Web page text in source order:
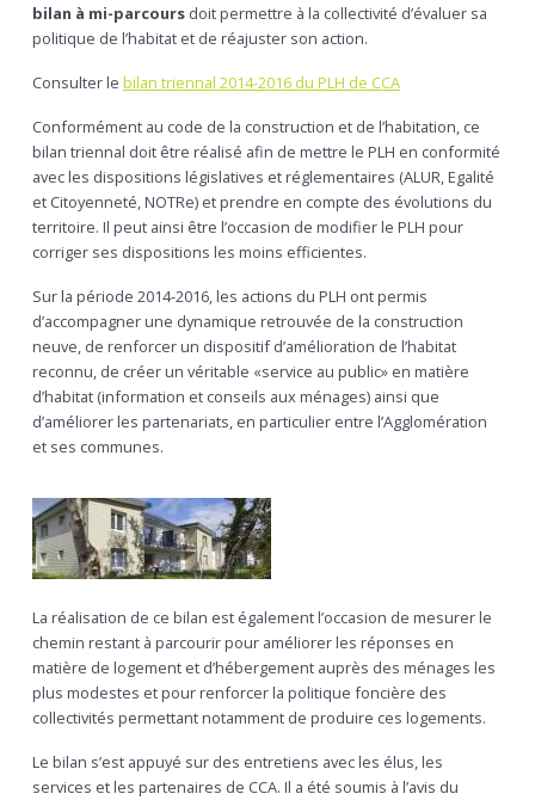
bilan à mi-parcours doit permettre à la collectivité d’évaluer sa
politique de l’habitat et de réajuster son action.
Consulter le bilan triennal 2014-2016 du PLH de CCA
Conformément au code de la construction et de l’habitation, ce
bilan triennal doit être réalisé afin de mettre le PLH en conformité
avec les dispositions législatives et réglementaires (ALUR, Egalité
et Citoyenneté, NOTRe) et prendre en compte des évolutions du
territoire. Il peut ainsi être l’occasion de modifier le PLH pour
corriger ses dispositions les moins efficientes.
Sur la période 2014-2016, les actions du PLH ont permis
d’accompagner une dynamique retrouvée de la construction
neuve, de renforcer un dispositif d’amélioration de l’habitat
reconnu, de créer un véritable «service au public» en matière
d’habitat (information et conseils aux ménages) ainsi que
d’améliorer les partenariats, en particulier entre l’Agglomération
et ses communes.
La réalisation de ce bilan est également l’occasion de mesurer le
chemin restant à parcourir pour améliorer les réponses en
matière de logement et d’hébergement auprès des ménages les
plus modestes et pour renforcer la politique foncière des
collectivités permettant notamment de produire ces logements.
Le bilan s’est appuyé sur des entretiens avec les élus, les
services et les partenaires de CCA. Il a été soumis à l’avis du